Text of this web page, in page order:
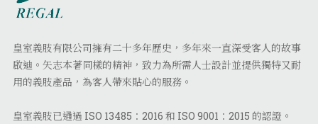
皇室義肢有限公司擁有二十多年歷史，多年來一直深受客人的故事
啟迪。矢志本著同樣的精神，致力為所需人士設計並提供獨特又耐
用的義肢產品，為客人帶來貼心的服務。
皇室義肢已通過 ISO 13485：2016 和 ISO 9001：2015 的認證。